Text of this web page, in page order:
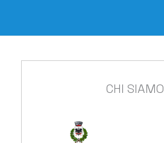
CHI SIAMO